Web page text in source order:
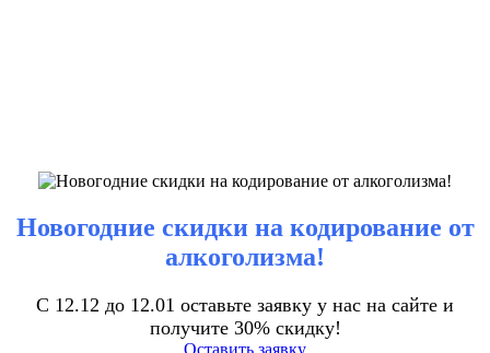
Новогодние скидки на кодирование от
алкоголизма!
С 12.12 до 12.01 оставьте заявку у нас на сайте и
получите 30% скидку!
Оставить заявку